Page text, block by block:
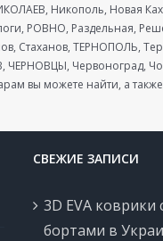
Никополь, Новая
РОВНО, Раздельная,
Стаханов, ТЕРНОПОЛЬ,
ЧЕРНОВЦЫ, Червоноград,
вы можете найти, а
СВЕЖИЕ ЗАПИСИ
3D EVA коврики
бортами в